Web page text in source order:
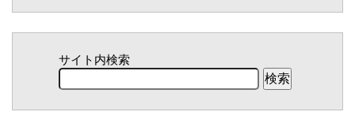
サイト内検索